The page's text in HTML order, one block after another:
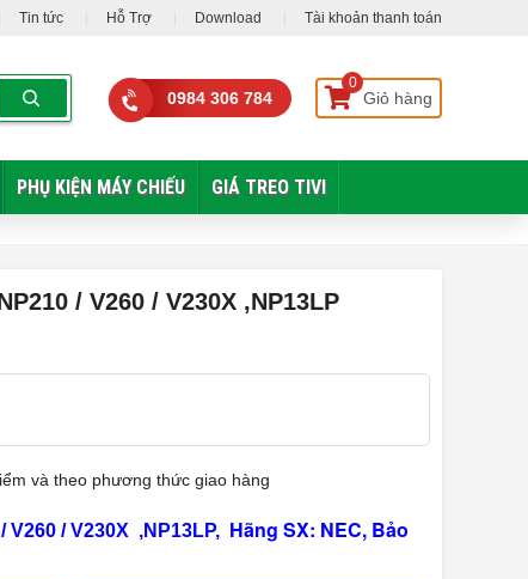
Tin tức Hỗ Trợ Download Tài khoản thanh toán
0984 306 784
0
Giỏ hàng
PHỤ KIỆN MÁY CHIẾU GIÁ TREO TIVI
/ V260 / V230X ,NP13LP
và theo phương thức giao hàng
V260 / V230X ,NP13LP, Hãng SX: NEC, Bảo